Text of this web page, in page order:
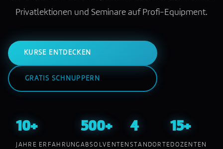
Privatlektionen und Seminare auf Profi-Equipment.
KURSE ENTDECKEN
GRATIS SCHNUPPERN
10+
JAHRE ERFAHRUNG
500+
ABSOLVENTEN
4
STANDORTE
15+
DOZENTEN